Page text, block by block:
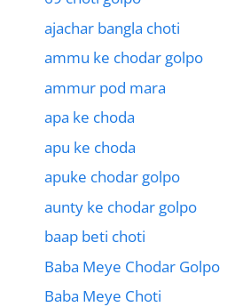
ajachar bangla choti
ammu ke chodar golpo
ammur pod mara
apa ke choda
apu ke choda
apuke chodar golpo
aunty ke chodar golpo
baap beti choti
Baba Meye Chodar Golpo
Baba Meye Choti